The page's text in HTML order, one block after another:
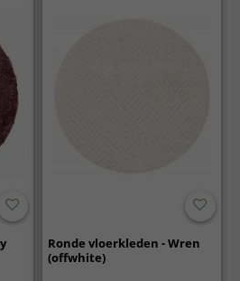
Ronde vloerkleden - Wren
(offwhite)